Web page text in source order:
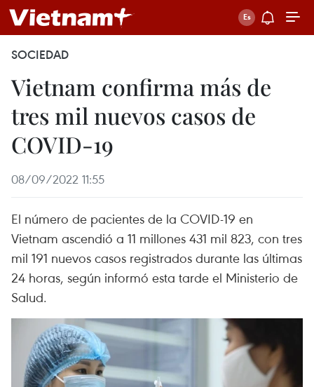
SOCIEDAD
Vietnam confirma más de
tres mil nuevos casos de
COVID-19
08/09/2022 11:55
El número de pacientes de la COVID-19 en
Vietnam ascendió a 11 millones 431 mil 823, con tres
mil 191 nuevos casos registrados durante las últimas
24 horas, según informó esta tarde el Ministerio de
Salud.